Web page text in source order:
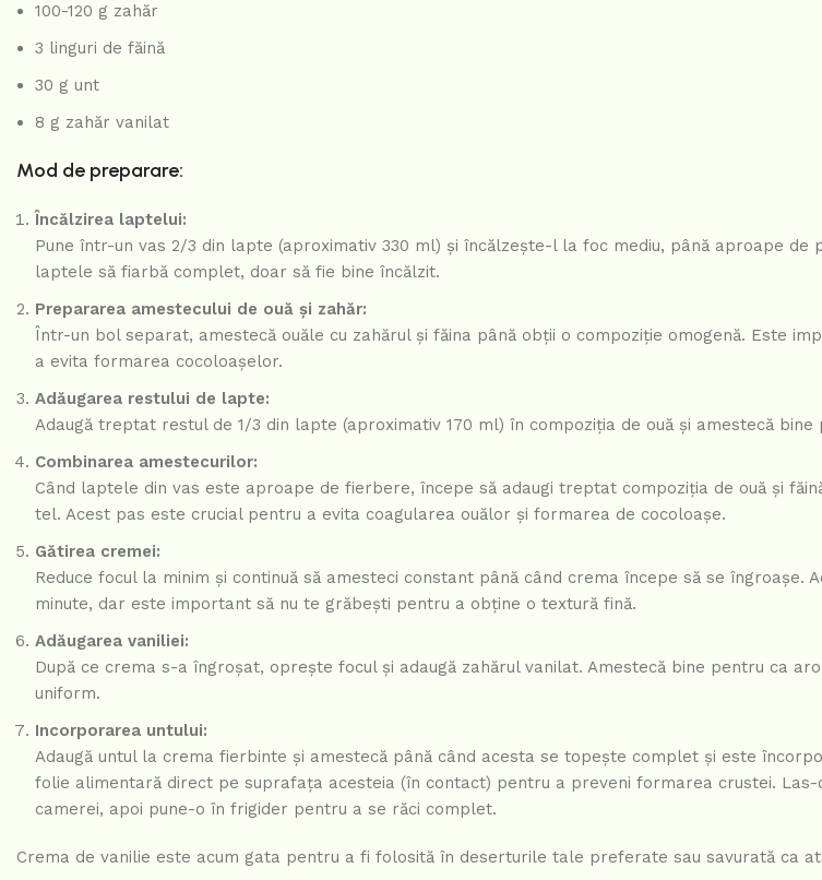
100-120 g zahăr
3 linguri de făină
30 g unt
8 g zahăr vanilat
Mod de preparare:
Încălzirea laptelui:
Pune într-un vas 2/3 din lapte (aproximativ 330 ml) și încălzește-l la foc mediu, până aproape de
laptele să fiarbă complet, doar să fie bine încălzit.
Prepararea amestecului de ouă și zahăr:
Într-un bol separat, amestecă ouăle cu zahărul și făina până obții o compoziție omogenă. Este
a evita formarea cocoloașelor.
Adăugarea restului de lapte:
Adaugă treptat restul de 1/3 din lapte (aproximativ 170 ml) în compoziția de ouă și amestecă
Combinarea amestecurilor:
Când laptele din vas este aproape de fierbere, începe să adaugi treptat compoziția de ouă și
tel. Acest pas este crucial pentru a evita coagularea ouălor și formarea de cocoloașe.
Gătirea cremei:
Reduce focul la minim și continuă să amesteci constant până când crema începe să se îngroașe.
minute, dar este important să nu te grăbești pentru a obține o textură fină.
Adăugarea vaniliei:
După ce crema s-a îngroșat, oprește focul și adaugă zahărul vanilat. Amestecă bine pentru ca
uniform.
Incorporarea untului:
Adaugă untul la crema fierbinte și amestecă până când acesta se topește complet și este
folie alimentară direct pe suprafața acesteia (în contact) pentru a preveni formarea crustei.
camerei, apoi pune-o în frigider pentru a se răci complet.
Crema de vanilie este acum gata pentru a fi folosită în deserturile tale preferate sau savurată ca